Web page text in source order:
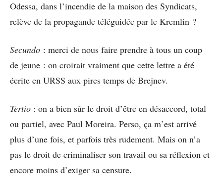
Odessa, dans l’incendie de la maison des Syndicats,
relève de la propagande téléguidée par le Kremlin ?
Secundo : merci de nous faire prendre à tous un coup
de jeune : on croirait vraiment que cette lettre a été
écrite en URSS aux pires temps de Brejnev.
Tertio : on a bien sûr le droit d’être en désaccord, total
ou partiel, avec Paul Moreira. Perso, ça m’est arrivé
plus d’une fois, et parfois très rudement. Mais on n’a
pas le droit de criminaliser son travail ou sa réflexion et
encore moins d’exiger sa censure.